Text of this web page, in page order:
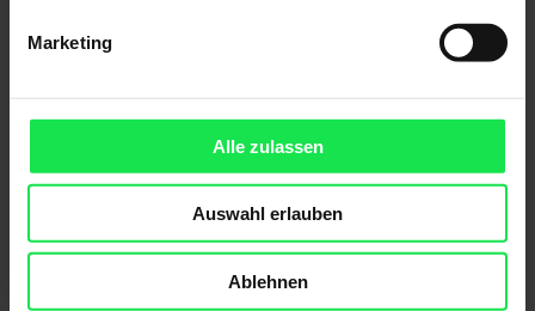
Marketing
Alle zulassen
Auswahl erlauben
Ablehnen